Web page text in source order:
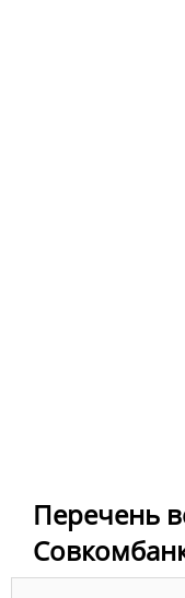
Перечень